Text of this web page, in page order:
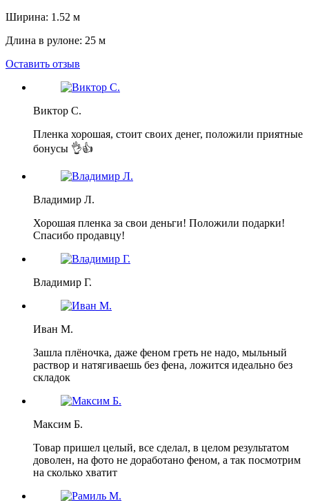
Ширина: 1.52 м
Длина в рулоне: 25 м
Оставить отзыв
Виктор С.
Пленка хорошая, стоит своих денег, положили приятные
бонусы 👌👍
Владимир Л.
Хорошая пленка за свои деньги! Положили подарки!
Спасибо продавцу!
Владимир Г.
Иван М.
Зашла плёночка, даже феном греть не надо, мыльный
раствор и натягиваешь без фена, ложится идеально без
складок
Максим Б.
Товар пришел целый, все сделал, в целом результатом
доволен, на фото не доработано феном, а так посмотрим
на сколько хватит